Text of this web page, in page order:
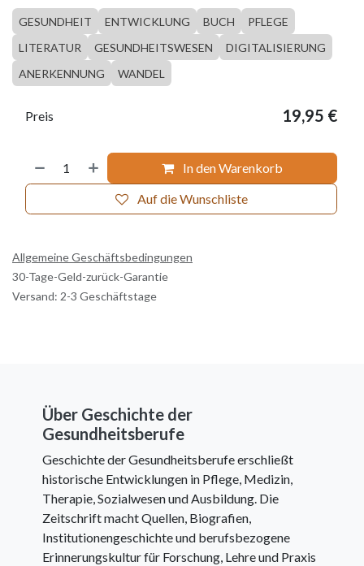
GESUNDHEIT ENTWICKLUNG BUCH
PFLEGE
LITERATUR
GESUNDHEITSWESEN
DIGITALISIERUNG
ANERKENNUNG
WANDEL
In den Warenkorb
Auf die Wunschliste
Preis 19,95 €
Allgemeine Geschäftsbedingungen
30-Tage-Geld-zurück-Garantie
Versand: 2-3 Geschäftstage
Über Geschichte der
Gesundheitsberufe
Geschichte der Gesundheitsberufe erschließt
historische Entwicklungen in Pflege, Medizin,
Therapie, Sozialwesen und Ausbildung. Die
Zeitschrift macht Quellen, Biografien,
Institutionengeschichte und berufsbezogene
Erinnerungskultur für Forschung, Lehre und Praxis